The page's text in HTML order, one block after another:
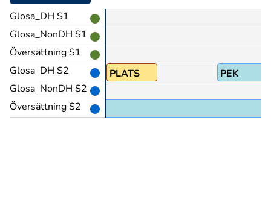
Glosa_DH S1
Glosa_NonDH S1
Översättning S1
Glosa_DH S2
Glosa_NonDH S2
Översättning S2
PLATS PEK
och NN1 oss omkring